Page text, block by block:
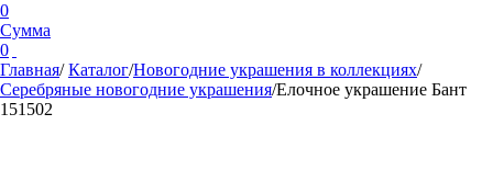
0
Сумма
0
Главная/ Каталог/Новогодние украшения в коллекциях/
Серебряные новогодние украшения/Елочное украшение Бант
151502